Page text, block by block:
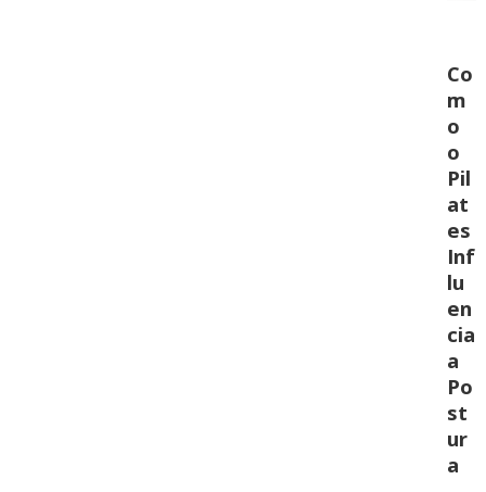
Co
m
o
o
Pil
at
es
Inf
lu
en
cia
a
Po
st
ur
a